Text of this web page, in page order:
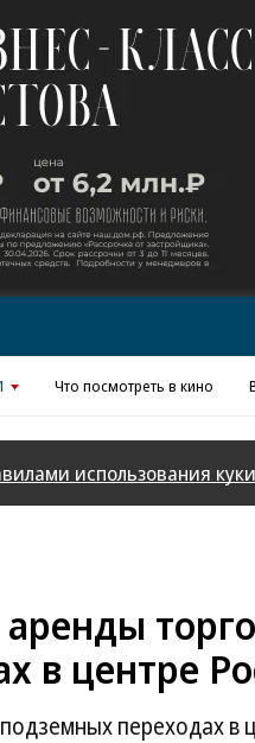
Реклама в «Ъ»
Что посмотреть в кино
использования куки
в центре
переходах в